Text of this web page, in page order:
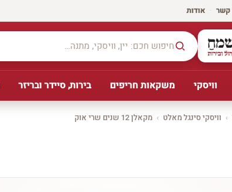
קשר · אודות
וויסקי משקאות חריפים בירות, סיידר ובריזר
› וויסקי סינגל מאלט › מקאלן 12 שנים שרי אוק